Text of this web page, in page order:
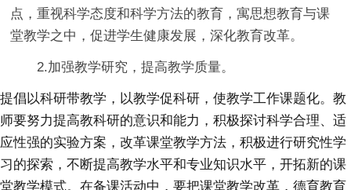
点，重视科学态度和科学方法的教育，寓思想教育与课
堂教学之中，促进学生健康发展，深化教育改革。
2.加强教学研究，提高教学质量。
提倡以科研带教学，以教学促科研，使教学工作课题化。教
师要努力提高教科研的意识和能力，积极探讨科学合理、适
应性强的实验方案，改革课堂教学方法，积极进行研究性学
习的探索，不断提高教学水平和专业知识水平，开拓新的课
堂教学模式。在备课活动中，要把课堂教学改革，德育教育